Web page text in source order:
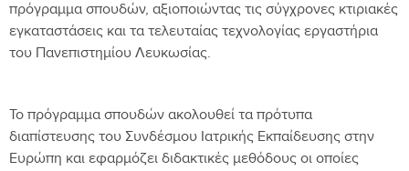
πρόγραμμα σπουδών, αξιοποιώντας τις σύγχρονες κτιριακές
εγκαταστάσεις και τα τελευταίας τεχνολογίας εργαστήρια
του Πανεπιστημίου Λευκωσίας.
Το πρόγραμμα σπουδών ακολουθεί τα πρότυπα
διαπίστευσης του Συνδέσμου Ιατρικής Εκπαίδευσης στην
Ευρώπη και εφαρμόζει διδακτικές μεθόδους οι οποίες